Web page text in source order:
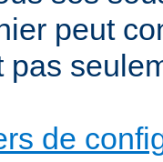
peut
pas
de